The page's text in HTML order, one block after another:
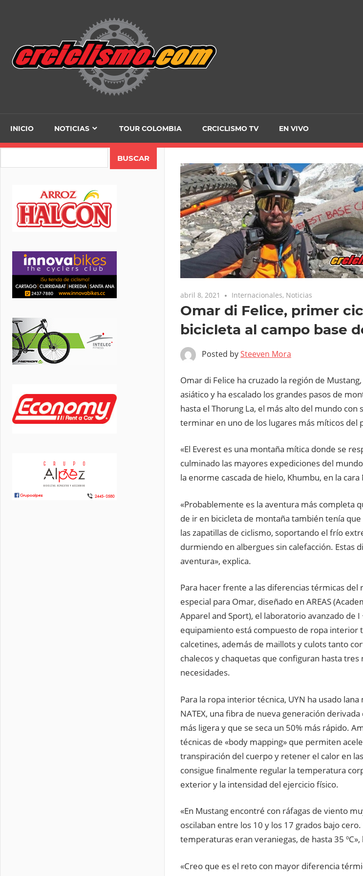
INICIO NOTICIAS TOUR COLOMBIA CRCICLISMO TV EN VIVO
abril 8, 2021 Internacionales, Noticias
Omar di Felice, primer
bicicleta al campo base
Posted bySteeven Mora
Omar di Felice ha cruzado la región de
asiático y ha escalado los grandes pasos de
hasta el Thorung La, el más alto del mundo
terminar en uno de los lugares más míticos del
«El Everest es una montaña mítica donde se
culminado las mayores expediciones del
la enorme cascada de hielo, Khumbu, en la
«Probablemente es la aventura más completa
de ir en bicicleta de montaña también tenía
las zapatillas de ciclismo, soportando el frío
durmiendo en albergues sin calefacción. Estas
aventura», explica.
Para hacer frente a las diferencias térmicas del
especial para Omar, diseñado en AREAS
Apparel and Sport), el laboratorio avanzado de I
equipamiento está compuesto de ropa interior
calcetines, además de maillots y culots tanto
chalecos y chaquetas que configuran hasta
necesidades.
Para la ropa interior técnica, UYN ha usado
NATEX, una fibra de nueva generación
más ligera y que se seca un 50% más rápido.
técnicas de «body mapping» que permiten
transpiración del cuerpo y retener el calor en
consigue finalmente regular la temperatura
exterior y la intensidad del ejercicio físico.
«En Mustang encontré con ráfagas de viento
oscilaban entre los 10 y los 17 grados bajo
temperaturas eran veraniegas, de hasta 35
«Creo que es el reto con mayor diferencia